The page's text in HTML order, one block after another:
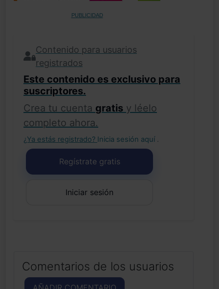
PUBLICIDAD
Contenido para usuarios
registrados
Este contenido es exclusivo para
suscriptores.
Crea tu cuenta gratis y léelo
completo ahora.
¿Ya estás registrado? Inicia sesión aquí .
Regístrate gratis
Iniciar sesión
Comentarios de los usuarios